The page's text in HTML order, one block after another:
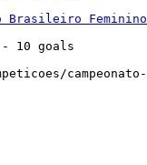
Brasileiro
10 goals